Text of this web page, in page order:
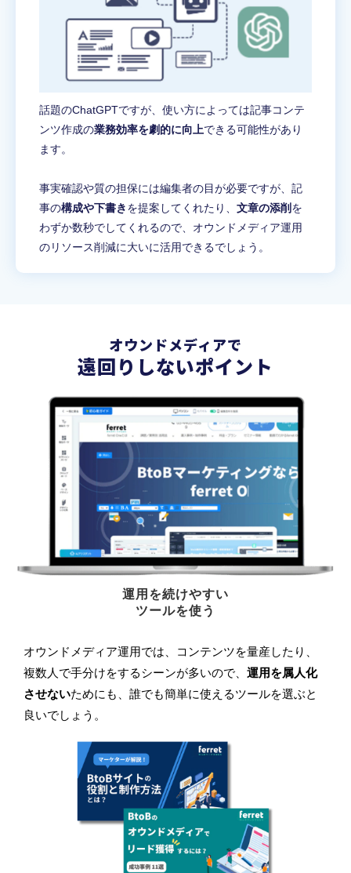
話題のChatGPTですが、使い方によっては記事コンテ
ンツ作成の業務効率を劇的に向上できる可能性があり
ます。
事実確認や質の担保には編集者の目が必要ですが、記
事の構成や下書きを提案してくれたり、 文章の添削 を
わずか数秒でしてくれるので、オウンドメディア運用
のリソース削減に大いに活用できるでしょう。
オウンドメディアで
遠回りしないポイント
運用を続けやすい
ツールを使う
オウンドメディア運用では、コンテンツを量産したり、
複数人で手分けをするシーンが多いので、 運用を属人化
させないためにも、誰でも簡単に使えるツールを選ぶと
良いでしょう。